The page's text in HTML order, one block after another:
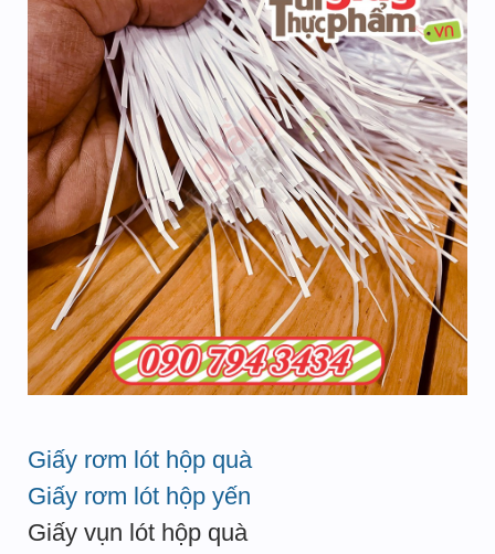
Giấy rơm lót hộp quà
Giấy rơm lót hộp yến
Giấy vụn lót hộp quà